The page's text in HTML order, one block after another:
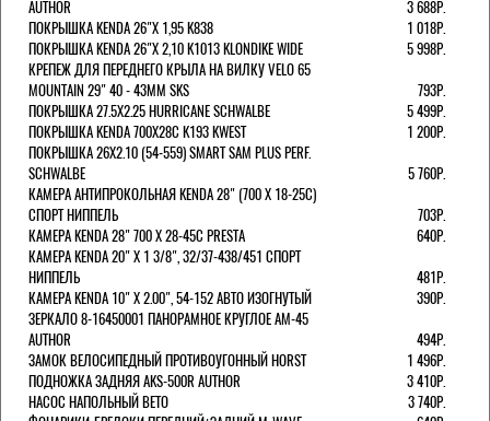
AUTHOR
3 688Р.
ПОКРЫШКА KENDA 26"Х 1,95 K838
1 018Р.
ПОКРЫШКА KENDA 26"Х 2,10 K1013 KLONDIKE WIDE
5 998Р.
КРЕПЕЖ ДЛЯ ПЕРЕДНЕГО КРЫЛА НА ВИЛКУ VELO 65
MOUNTAIN 29" 40 - 43ММ SKS
793Р.
ПОКРЫШКА 27.5X2.25 HURRICANE SCHWALBE
5 499Р.
ПОКРЫШКА KENDA 700Х28С K193 KWEST
1 200Р.
ПОКРЫШКА 26X2.10 (54-559) SMART SAM PLUS PERF.
SCHWALBE
5 760Р.
КАМЕРА АНТИПРОКОЛЬНАЯ KENDA 28" (700 Х 18-25C)
СПОРТ НИППЕЛЬ
703Р.
КАМЕРА KENDA 28" 700 Х 28-45С PRESTA
640Р.
КАМЕРА KENDA 20" Х 1 3/8", 32/37-438/451 СПОРТ
НИППЕЛЬ
481Р.
КАМЕРА KENDA 10" Х 2.00", 54-152 АВТО ИЗОГНУТЫЙ
390Р.
ЗЕРКАЛО 8-16450001 ПАНОРАМНОЕ КРУГЛОЕ AM-45
AUTHOR
494Р.
ЗАМОК ВЕЛОСИПЕДНЫЙ ПРОТИВОУГОННЫЙ HORST
1 496Р.
ПОДНОЖКА ЗАДНЯЯ AKS-500R AUTHOR
3 410Р.
НАСОС НАПОЛЬНЫЙ BETO
3 740Р.